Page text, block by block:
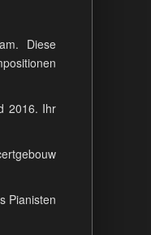
Diese
2016. Ihr
Pianisten